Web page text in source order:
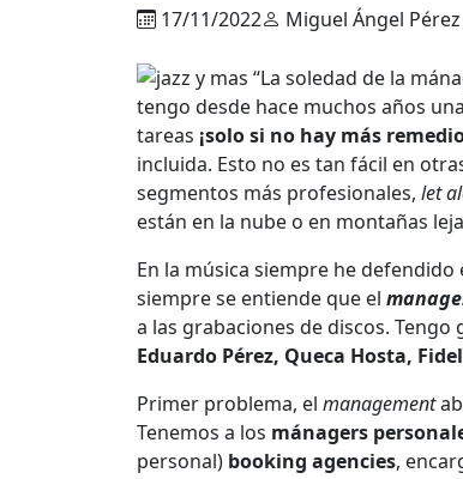
17/11/2022 Miguel Ángel
tengo desde hace muchos años
tareas ¡solo si no hay más
incluida. Esto no es tan fácil en
segmentos más profesionales, let
están en la nube o en montañas
En la música siempre he defendido
siempre se entiende que el
a las grabaciones de discos.
Eduardo Pérez, Queca Hosta,
Primer problema, el management
Tenemos a los mánagers
personal) booking agencies,